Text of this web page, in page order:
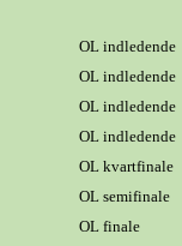
OL indledende
OL indledende
OL indledende
OL indledende
OL kvartfinale
OL semifinale
OL finale